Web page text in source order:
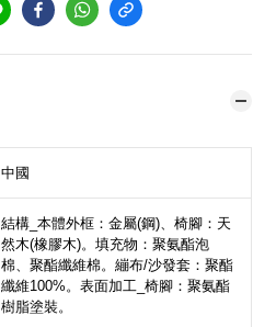
中國
結構_本體外框：金屬(鋼)、椅腳：天
然木(橡膠木)。填充物：聚氨酯泡
棉、聚酯纖維棉。繃布/沙發套：聚酯
纖維100%。表面加工_椅腳：聚氨酯
樹脂塗裝。